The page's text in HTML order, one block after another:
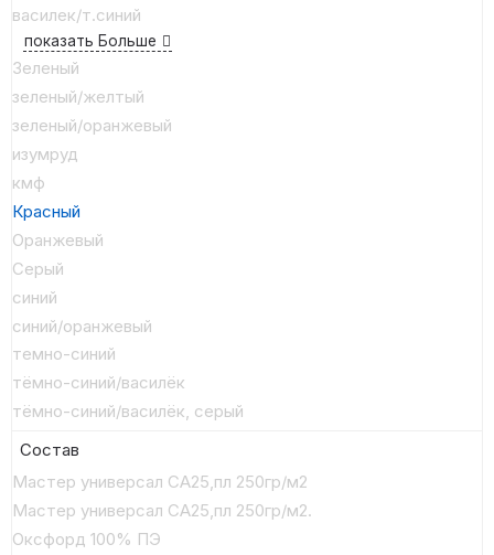
василек/т.синий
показать Больше
Зеленый
зеленый/желтый
зеленый/оранжевый
изумруд
кмф
Красный
Оранжевый
Серый
синий
синий/оранжевый
темно-синий
тёмно-синий/василёк
тёмно-синий/василёк, серый
Состав
Мастер универсал СА25,пл 250гр/м2
Мастер универсал СА25,пл 250гр/м2.
Оксфорд 100% ПЭ